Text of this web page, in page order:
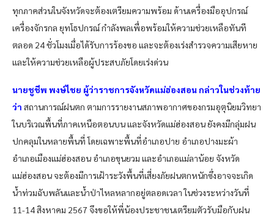
ทุกภาคส่วนในจังหวัดจะต้องเตรียมความพร้อม ด้านเครื่องมืออุปกรณ์
เครื่องจักรกล ยุทโธปกรณ์ กำลังพลเพื่อพร้อมให้ความช่วยเหลือทันที
ตลอด 24 ชั่วโมงเมื่อได้รับการร้องขอ และจะต้องเร่งสำรวจความเสียหาย
และให้ความช่วยเหลือผู้ประสบภัยโดยเร่งด่วน
นายชูชีพ พงษ์ไชย ผู้ว่าราชการจังหวัดแม่ฮ่องสอน กล่าวในช่วงท้าย
ว่า สถานการณ์ฝนตก ตามการรายงานสภาพอากาศของกรมอุตุนิยมวิทยา
ในบริเวณพื้นที่ภาคเหนือตอนบน และจังหวัดแม่ฮ่องสอน ยังคงมีกลุ่มฝน
ปกคลุมในหลายพื้นที่ โดยเฉพาะพื้นที่อำเภอปาย อำเภอปางมะผ้า
อำเภอเมืองแม่ฮ่องสอน อำเภอขุนยวม และอำเภอแม่ลาน้อย จังหวัด
แม่ฮ่องสอน จะต้องมีการเฝ้าระวังพื้นที่เสี่ยงภัยฝนตกหนักซึ่งอาจจะเกิด
น้ำท่วมฉับพลันและน้ำป่าไหลหลากอยู่ตลอดเวลา ในช่วงระหว่างวันที่
11-14 สิงหาคม 2567 จึงขอให้พี่น้องประชาชนเตรียมตัวรับมือกับฝน